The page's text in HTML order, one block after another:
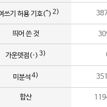
쓰기 허용 기호(^) 2)
띄어 쓴 것
가운뎃점(·) 3)
미분석 4)
합산